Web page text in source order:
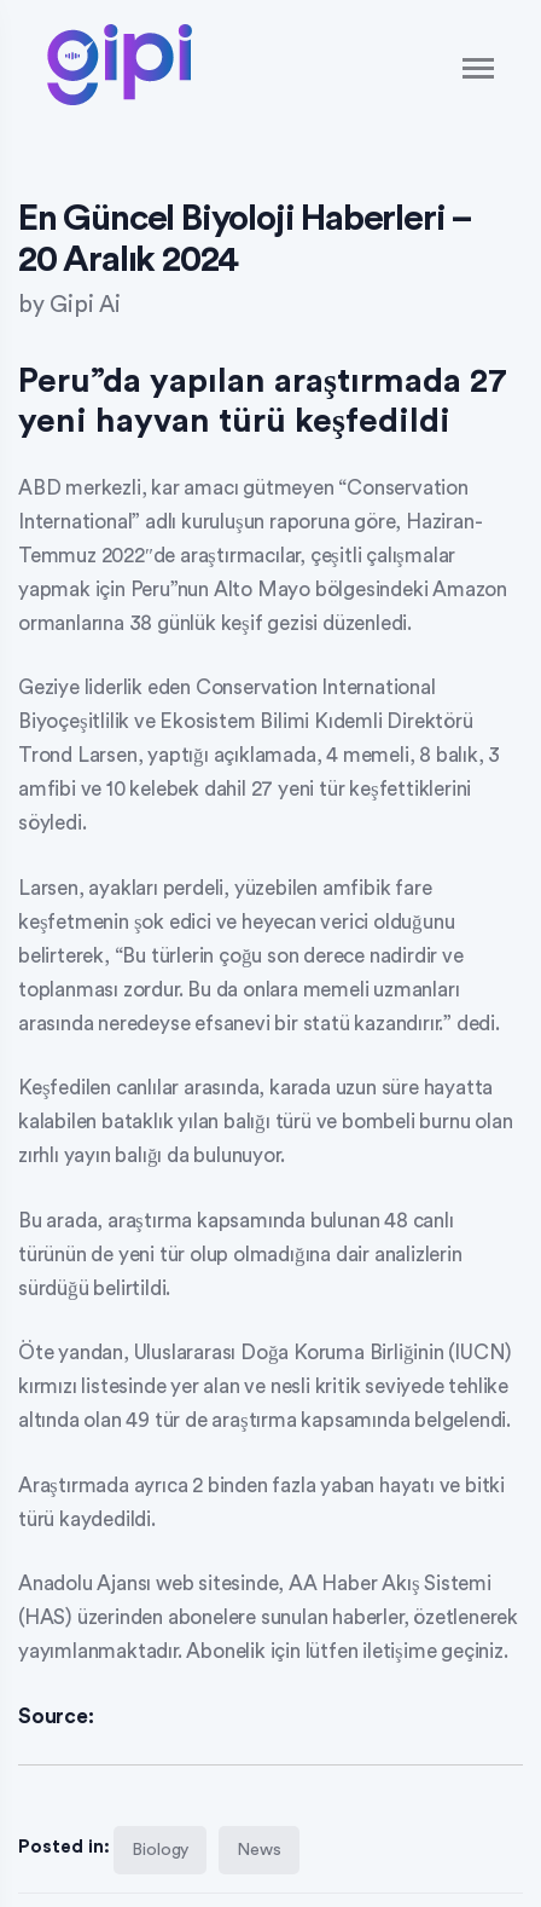
En Güncel Biyoloji Haberleri –
20 Aralık 2024
by Gipi Ai
Peru”da yapılan araştırmada 27
yeni hayvan türü keşfedildi
ABD merkezli, kar amacı gütmeyen “Conservation
International” adlı kuruluşun raporuna göre, Haziran-
Temmuz 2022″de araştırmacılar, çeşitli çalışmalar
yapmak için Peru”nun Alto Mayo bölgesindeki Amazon
ormanlarına 38 günlük keşif gezisi düzenledi.
Geziye liderlik eden Conservation International
Biyoçeşitlilik ve Ekosistem Bilimi Kıdemli Direktörü
Trond Larsen, yaptığı açıklamada, 4 memeli, 8 balık, 3
amfibi ve 10 kelebek dahil 27 yeni tür keşfettiklerini
söyledi.
Larsen, ayakları perdeli, yüzebilen amfibik fare
keşfetmenin şok edici ve heyecan verici olduğunu
belirterek, “Bu türlerin çoğu son derece nadirdir ve
toplanması zordur. Bu da onlara memeli uzmanları
arasında neredeyse efsanevi bir statü kazandırır.” dedi.
Keşfedilen canlılar arasında, karada uzun süre hayatta
kalabilen bataklık yılan balığı türü ve bombeli burnu olan
zırhlı yayın balığı da bulunuyor.
Bu arada, araştırma kapsamında bulunan 48 canlı
türünün de yeni tür olup olmadığına dair analizlerin
sürdüğü belirtildi.
Öte yandan, Uluslararası Doğa Koruma Birliğinin (IUCN)
kırmızı listesinde yer alan ve nesli kritik seviyede tehlike
altında olan 49 tür de araştırma kapsamında belgelendi.
Araştırmada ayrıca 2 binden fazla yaban hayatı ve bitki
türü kaydedildi.
Anadolu Ajansı web sitesinde, AA Haber Akış Sistemi
(HAS) üzerinden abonelere sunulan haberler, özetlenerek
yayımlanmaktadır. Abonelik için lütfen iletişime geçiniz.
Source:
Posted in: Biology News